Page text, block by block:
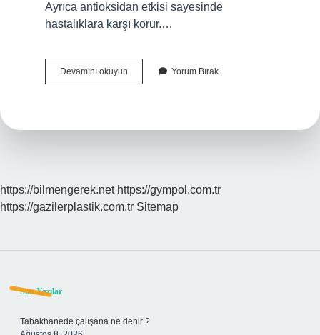
Ayrıca antioksidan etkisi sayesinde
hastalıklara karşı korur.…
Devamını okuyun
Ile
Yorum Bırak
https://bilmengerek.net https://gympol.com.tr
https://gazilerplastik.com.tr Sitemap
Sidebar
Son Yazılar
Tabakhanede çalışana ne denir ?